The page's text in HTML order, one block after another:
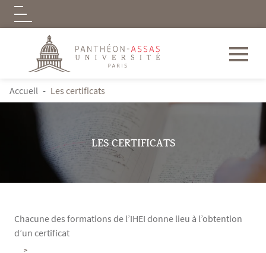
Aller au contenu principal
Logo
FIL D'ARIANE
Accueil Les certificats
LES CERTIFICATS
Chacune des formations de l’IHEI donne lieu à l’obtention
d’un certificat
Contenu
Texte